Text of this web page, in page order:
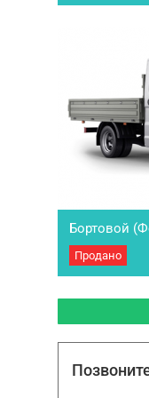
Бортовой
Продано